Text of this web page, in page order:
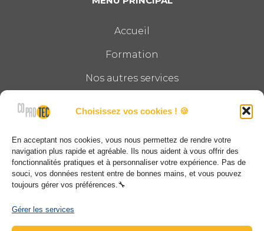
Choisissez vos cookies ! 🍪
En acceptant nos cookies, vous nous permettez de rendre votre
navigation plus rapide et agréable. Ils nous aident à vous offrir des
fonctionnalités pratiques et à personnaliser votre expérience. Pas de
souci, vos données restent entre de bonnes mains, et vous pouvez
toujours gérer vos préférences.🔧
Gérer les services
Accueil
Formation
Nos autres services
Contact
COPROTEC